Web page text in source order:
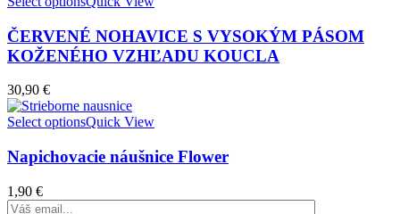
ČERVENÉ NOHAVICE S VYSOKÝM PÁSOM
KOŽENÉHO VZHĽADU KOUCLA
30,90 €
Select optionsQuick View
Napichovacie náušnice Flower
1,90 €